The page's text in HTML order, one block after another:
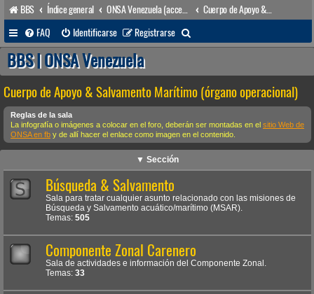
BBS Índice general ONSA Venezuela (acceso público)
Cuerpo de Apoyo & Salvamento Marítimo (órgano operacional)
FAQ
Identificarse Registrarse
u
c
a
r
BBS | ONSA Venezuela
Cuerpo de Apoyo & Salvamento Marítimo (órgano operacional)
Reglas de la sala
La infografía o imágenes a colocar en el foro, deberán ser montadas en el sitio Web de
ONSA en fb y de allí hacer el enlace como imagen en el contenido.
▼ Sección
Búsqueda & Salvamento
Sala para tratar cualquier asunto relacionado con las misiones de
Búsqueda y Salvamento acuático/marítimo (MSAR).
Temas: 505
Componente Zonal Carenero
Sala de actividades e información del Componente Zonal.
Temas: 33